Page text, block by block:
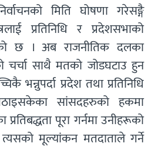
मिति घोषणा गरेसङ्गै
प्रतिनिधि र प्रदेशसभाको
छ । अब राजनीतिक दलका
चर्चा साथै मतको जोडघटाउ हुन
भन्नुपर्दा प्रदेश तथा प्रतिनिधि
सांसदहरुको हकमा
प्रतिबद्धता पूरा गर्नमा उनीहरूको
मूल्यांकन मतदाताले गर्ने